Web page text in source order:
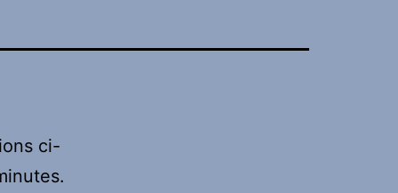
ci-